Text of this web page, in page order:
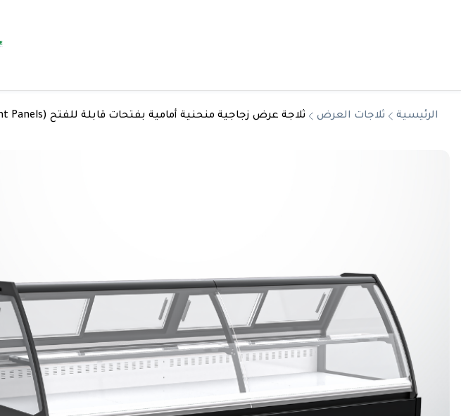
الرئيسية ثلاجات العرض ثلاجة عرض زجاجية منحنية أمامية بفتحات قابلة للفتح (Curved Glass Display Chiller with Hinged Front Panels)